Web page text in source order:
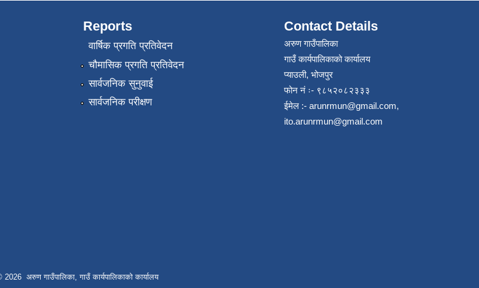
Reports
वार्षिक प्रगति प्रतिवेदन
चौमासिक प्रगति प्रतिवेदन
सार्वजनिक सुनुवाई
सार्वजनिक परीक्षण
Contact Details
अरुण गाउँपालिका
गाउँ कार्यपालिकाको कार्यालय
प्याउली, भोजपुर
फोन नं ः- ९८५२०८२३३३
ईमेल :- arunrmun@gmail.com,
ito.arunrmun@gmail.com
2026 अरुण गाउँपालिका, गाउँ कार्यपालिकाको कार्यालय